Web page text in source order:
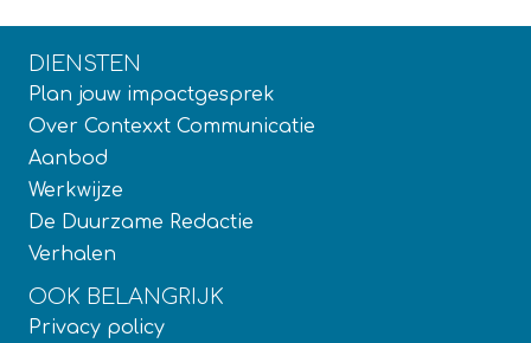
DIENSTEN
Plan jouw impactgesprek
Over Contexxt Communicatie
Aanbod
Werkwijze
De Duurzame Redactie
Verhalen
OOK BELANGRIJK
Privacy policy